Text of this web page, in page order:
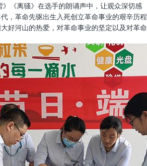
》《离骚》在选手的朗诵声中，让观众深切感
，革命先驱出生入死创立革命事业的艰辛历程
好河山的热爱，对革命事业的坚定以及对革命